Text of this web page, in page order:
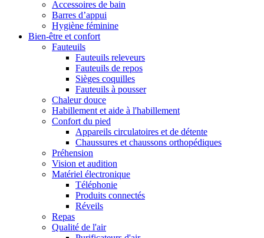
Accessoires de bain
Barres d’appui
Hygiène féminine
Bien-être et confort
Fauteuils
Fauteuils releveurs
Fauteuils de repos
Sièges coquilles
Fauteuils à pousser
Chaleur douce
Habillement et aide à l'habillement
Confort du pied
Appareils circulatoires et de détente
Chaussures et chaussons orthopédiques
Préhension
Vision et audition
Matériel électronique
Téléphonie
Produits connectés
Réveils
Repas
Qualité de l'air